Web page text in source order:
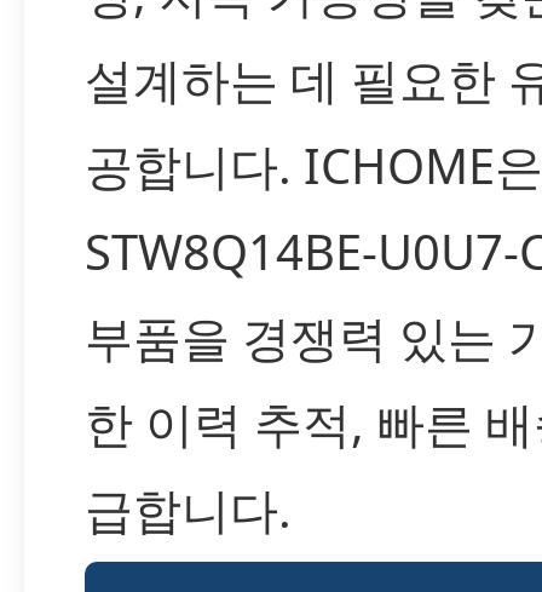
설계하는 데 필요한
공합니다. ICHOME은
STW8Q14BE-U0U7-
부품을 경쟁력 있는
한 이력 추적, 빠른
급합니다.